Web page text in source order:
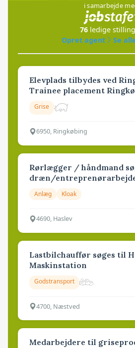
i samarbejde
76 ledige
Opret agent
Se
Elevplads tilbydes ved
Trainee placement
Grise
6950, Ringkøbing
Rørlægger / håndmand
dræn/
Anlæg Kloak
4690, Haslev
Lastbilchauffør søges til
Maskinstation
Godstransport
4700, Næstved
Medarbejdere til